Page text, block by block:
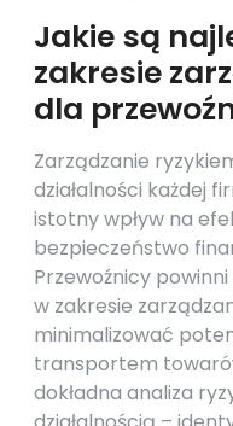
Jakie są
zakresie
dla
Zarządzanie
działalności każdej
istotny wpływ na
bezpieczeństwo
Przewoźnicy
w zakresie
minimalizować
transportem
dokładna analiza